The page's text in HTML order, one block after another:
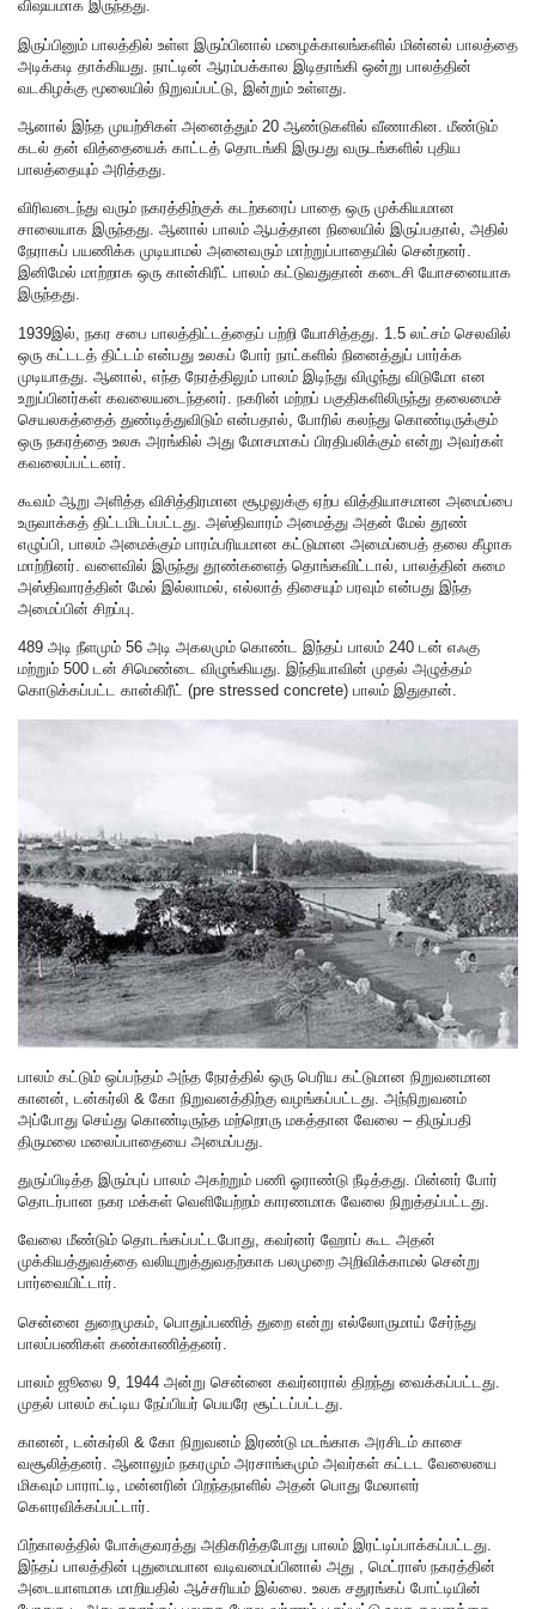
விஷயமாக இருந்தது.
இருப்பினும் பாலத்தில் உள்ள இரும்பினால் மழைக்காலங்களில் மின்னல் பாலத்தை
அடிக்கடி தாக்கியது. நாட்டின் ஆரம்பக்கால இடிதாங்கி ஒன்று பாலத்தின்
வடகிழக்கு மூலையில் நிறுவப்பட்டு, இன்றும் உள்ளது.
ஆனால் இந்த முயற்சிகள் அனைத்தும் 20 ஆண்டுகளில் வீணாகின. மீண்டும்
கடல் தன் வித்தையைக் காட்டத் தொடங்கி இருபது வருடங்களில் புதிய
பாலத்தையும் அரித்தது.
விரிவடைந்து வரும் நகரத்திற்குக் கடற்கரைப் பாதை ஒரு முக்கியமான
சாலையாக இருந்தது. ஆனால் பாலம் ஆபத்தான நிலையில் இருப்பதால், அதில்
நேராகப் பயணிக்க முடியாமல் அனைவரும் மாற்றுப்பாதையில் சென்றனர்.
இனிமேல் மாற்றாக ஒரு கான்கிரீட் பாலம் கட்டுவதுதான் கடைசி யோசனையாக
இருந்தது.
1939இல், நகர சபை பாலத்திட்டத்தைப் பற்றி யோசித்தது. 1.5 லட்சம் செலவில்
ஒரு கட்டடத் திட்டம் என்பது உலகப் போர் நாட்களில் நினைத்துப் பார்க்க
முடியாதது. ஆனால், எந்த நேரத்திலும் பாலம் இடிந்து விழுந்து விடுமோ என
உறுப்பினர்கள் கவலையடைந்தனர். நகரின் மற்றப் பகுதிகளிலிருந்து தலைமைச்
செயலகத்தைத் துண்டித்துவிடும் என்பதால், போரில் கலந்து கொண்டிருக்கும்
ஒரு நகரத்தை உலக அரங்கில் அது மோசமாகப் பிரதிபலிக்கும் என்று அவர்கள்
கவலைப்பட்டனர்.
கூவம் ஆறு அளித்த விசித்திரமான சூழலுக்கு ஏற்ப வித்தியாசமான அமைப்பை
உருவாக்கத் திட்டமிடப்பட்டது. அஸ்திவாரம் அமைத்து அதன் மேல் தூண்
எழுப்பி, பாலம் அமைக்கும் பாரம்பரியமான கட்டுமான அமைப்பைத் தலை கீழாக
மாற்றினர். வளைவில் இருந்து தூண்களைத் தொங்கவிட்டால், பாலத்தின் சுமை
அஸ்திவாரத்தின் மேல் இல்லாமல், எல்லாத் திசையும் பரவும் என்பது இந்த
அமைப்பின் சிறப்பு.
489 அடி நீளமும் 56 அடி அகலமும் கொண்ட இந்தப் பாலம் 240 டன் எஃகு
மற்றும் 500 டன் சிமெண்டை விழுங்கியது. இந்தியாவின் முதல் அழுத்தம்
கொடுக்கப்பட்ட கான்கிரீட் (pre stressed concrete) பாலம் இதுதான்.
பாலம் கட்டும் ஒப்பந்தம் அந்த நேரத்தில் ஒரு பெரிய கட்டுமான நிறுவனமான
கானன், டன்கர்லி & கோ நிறுவனத்திற்கு வழங்கப்பட்டது. அந்நிறுவனம்
அப்போது செய்து கொண்டிருந்த மற்றொரு மகத்தான வேலை – திருப்பதி
திருமலை மலைப்பாதையை அமைப்பது.
துருப்பிடித்த இரும்புப் பாலம் அகற்றும் பணி ஓராண்டு நீடித்தது. பின்னர் போர்
தொடர்பான நகர மக்கள் வெளியேற்றம் காரணமாக வேலை நிறுத்தப்பட்டது.
வேலை மீண்டும் தொடங்கப்பட்டபோது, கவர்னர் ஹோப் கூட அதன்
முக்கியத்துவத்தை வலியுறுத்துவதற்காக பலமுறை அறிவிக்காமல் சென்று
பார்வையிட்டார்.
சென்னை துறைமுகம், பொதுப்பணித் துறை என்று எல்லோருமாய் சேர்ந்து
பாலப்பணிகள் கண்காணித்தனர்.
பாலம் ஜூலை 9, 1944 அன்று சென்னை கவர்னரால் திறந்து வைக்கப்பட்டது.
முதல் பாலம் கட்டிய நேப்பியர் பெயரே சூட்டப்பட்டது.
கானன், டன்கர்லி & கோ நிறுவனம் இரண்டு மடங்காக அரசிடம் காசை
வசூலித்தனர். ஆனாலும் நகரமும் அரசாங்கமும் அவர்கள் கட்டட வேலையை
மிகவும் பாராட்டி, மன்னரின் பிறந்தநாளில் அதன் பொது மேலாளர்
கௌரவிக்கப்பட்டார்.
பிற்காலத்தில் போக்குவரத்து அதிகரித்தபோது பாலம் இரட்டிப்பாக்கப்பட்டது.
இந்தப் பாலத்தின் புதுமையான வடிவமைப்பினால் அது , மெட்ராஸ் நகரத்தின்
அடையாளமாக மாறியதில் ஆச்சரியம் இல்லை. உலக சதுரங்கப் போட்டியின்